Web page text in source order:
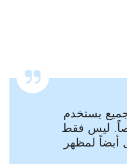
يستخدم
ليس فقط
أيضاً لمظهر